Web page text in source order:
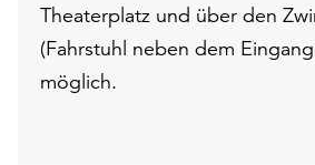
Theaterplatz und über den
(Fahrstuhl neben dem
möglich.